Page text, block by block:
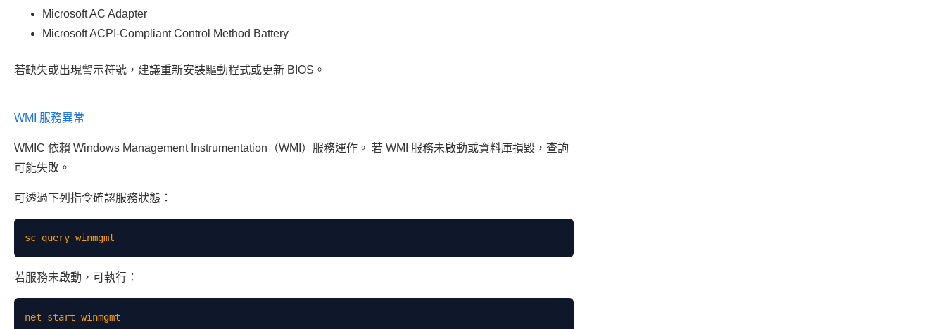
Microsoft AC Adapter
Microsoft ACPI-Compliant Control Method Battery
若缺失或出現警示符號，建議重新安裝驅動程式或更新 BIOS。
WMI 服務異常
WMIC 依賴 Windows Management Instrumentation（WMI）服務運作。 若 WMI 服務未啟動或資料庫損毀，查詢
可能失敗。
可透過下列指令確認服務狀態：
若服務未啟動，可執行：